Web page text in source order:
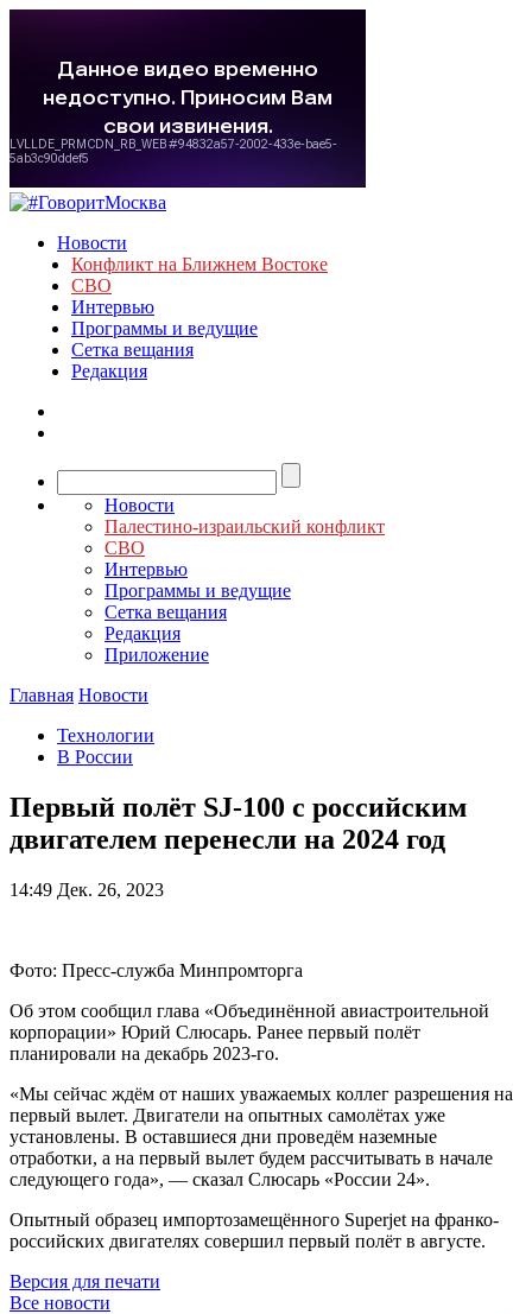
Новости
Конфликт на Ближнем Востоке
СВО
Интервью
Программы и ведущие
Сетка вещания
Редакция
Новости
Палестино-израильский конфликт
СВО
Интервью
Программы и ведущие
Сетка вещания
Редакция
Приложение
Главная Новости
Технологии
В России
Первый полёт SJ-100 с российским
двигателем перенесли на 2024 год
14:49 Дек. 26, 2023
Фото: Пресс-служба Минпромторга
Об этом сообщил глава «Объединённой авиастроительной
корпорации» Юрий Слюсарь. Ранее первый полёт
планировали на декабрь 2023-го.
«Мы сейчас ждём от наших уважаемых коллег разрешения на
первый вылет. Двигатели на опытных самолётах уже
установлены. В оставшиеся дни проведём наземные
отработки, а на первый вылет будем рассчитывать в начале
следующего года», — сказал Слюсарь «России 24».
Опытный образец импортозамещённого Superjet на франко-
российских двигателях совершил первый полёт в августе.
Версия для печати
Все новости